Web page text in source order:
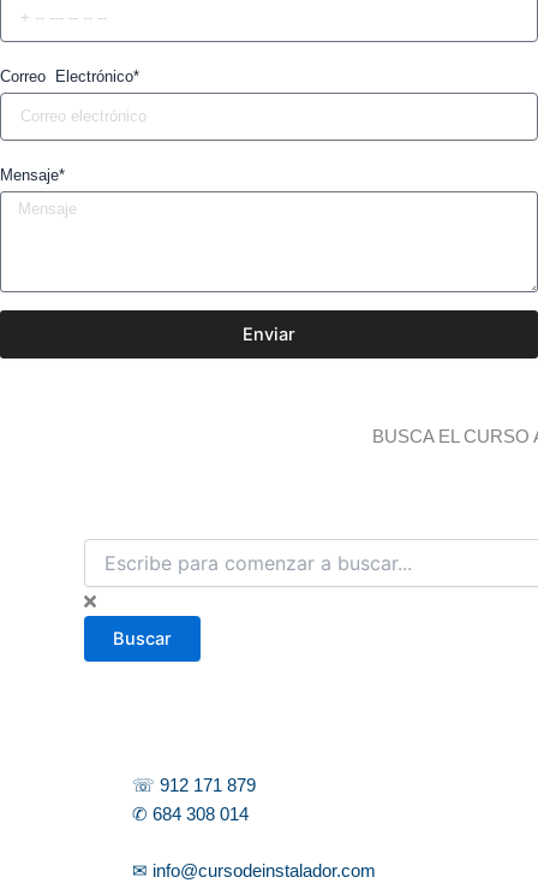
Correo Electrónico*
Mensaje*
Enviar
BUSCA EL CURSO
B
s
c
Buscar
☏ 912 171 879
✆ 684 308 014
✉ info@cursodeinstalador.com